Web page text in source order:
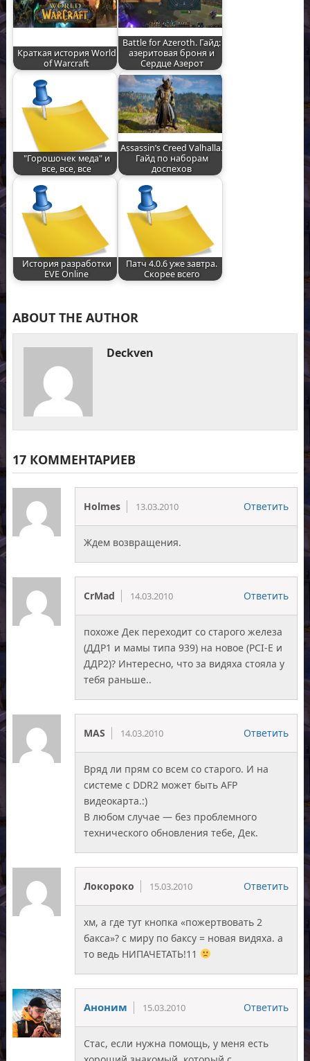
Краткая история World
of Warcraft
Battle for Azeroth. Гайд:
азеритовая броня и
Сердце Азерот
"Горошочек меда" и
все, все, все
Assassin’s Creed Valhalla.
Гайд по наборам
доспехов
История разработки
EVE Online
Патч 4.0.6 уже завтра.
Скорее всего
ABOUT THE AUTHOR
Deckven
17 КОММЕНТАРИЕВ
Holmes 13.03.2010 Ответить
Ждем возвращения.
CrMad 14.03.2010 Ответить
похоже Дек переходит со старого железа
(ДДР1 и мамы типа 939) на новое (PCI-E и
ДДР2)? Интересно, что за видяха стояла у
тебя раньше..
MAS 14.03.2010 Ответить
Вряд ли прям со всем со старого. И на
системе с DDR2 может быть AFP
видеокарта.:)
В любом случае — без проблемного
технического обновления тебе, Дек.
Локороко 15.03.2010 Ответить
хм, а где тут кнопка «пожертвовать 2
бакса»? с миру по баксу = новая видяха. а
то ведь НИПАЧЕТАТЬ!11
Аноним 15.03.2010 Ответить
Стас, если нужна помощь, у меня есть